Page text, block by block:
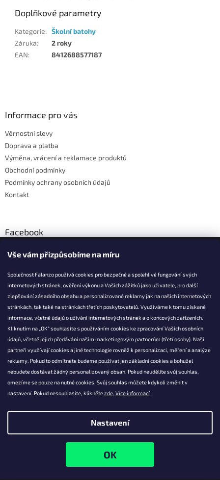
Vše vám přizpůsobíme na míru
Společnost Falanzo používá cookies pro bezpečné a spolehlivé fungování svých
internetových stránek, ověření výkonu a Vašich zážitků jako uživatele, pro další
zlepšování zásadního obsahu a personalizované reklamy jak na našich internetových
stránkách, tak také na stránkách třetích poskytovatelů. Využíváme k tomu získané
informace, včetně údajů o užívání internetových stránek a o koncových zařízeních.
Kliknutím na „OK“ souhlasíte s používáním cookies ke zpracování Vašich osobních
údajů, včetně jejich předávání našim marketingovým partnerům (třetí osoby). Naši
partneři využívají cookies a jiné technologie rovněž k personalizaci, měření a analýze
reklamy. Pokud to odmítnete budeme používat jen základní cookies a bohužel
nebudete dostávat žádný personalizovaný obsah. Pokud neudělíte svůj souhlas,
omezíme se pouze na nutné cookies. Svůj souhlas můžete kdykoli změnit v
nastavení. Pokud nesouhlasíte, kliknětezde. Více informací
Nastavení
Doplňkové parametry
Kategorie: Školní batohy
Záruka:
2 roky
EAN: 8412688577187
Informace pro vás
Věrnostní slevy
Doprava a platba
Výměna, vrácení a reklamace produktů
Obchodní podmínky
Podmínky ochrany osobních údajů
Kontakt
Facebook
KONTAKT
info@falanzo.cz
Falanzo.cz
FalanzoCZ
Falanzo.cz. Všechna práva vyhrazena.